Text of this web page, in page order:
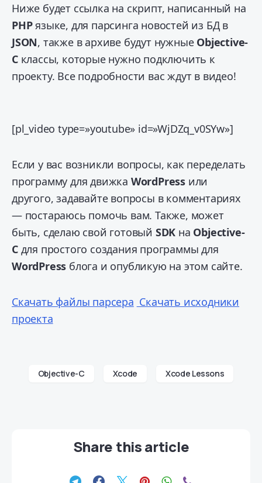
Ниже будет ссылка на скрипт, написанный на
PHPязыке, для парсинга новостей из БД в
JSON, также в архиве будут нужные Objective-
Cклассы, которые нужно подключить к
проекту. Все подробности вас ждут в видео!
[pl_video type=»youtube» id=»WjDZq_v0SYw»]
Если у вас возникли вопросы, как переделать
программу для движка WordPress или
другого, задавайте вопросы в комментариях
— постараюсь помочь вам. Также, может
быть, сделаю свой готовый SDK на Objective-
Cдля простого создания программы для
WordPress блога и опубликую на этом сайте.
Скачать файлы парсера Скачать исходники
проекта
Objective-C Xcode Xcode Lessons
Share this article